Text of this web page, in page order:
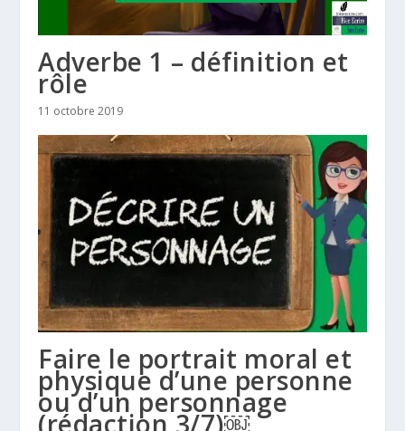
Adverbe 1 – définition et
rôle
11 octobre 2019
Faire le portrait moral et
physique d’une personne
ou d’un personnage
(rédaction 3/7)￼